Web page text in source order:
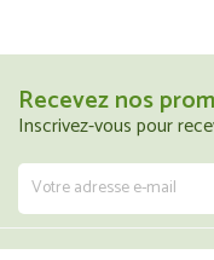
Recevez nos
Inscrivez-vous pour